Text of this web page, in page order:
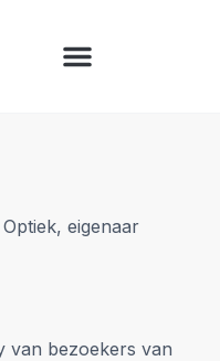
eigenaar
van bezoekers van